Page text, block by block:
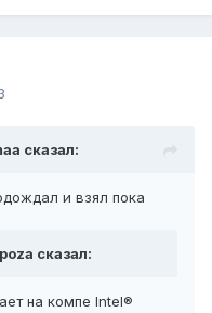
сказал:
и взял пока
сказал:
на компе Intel®